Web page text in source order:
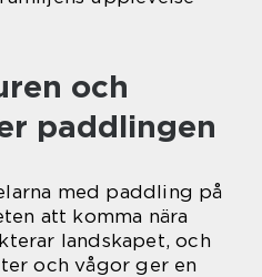
och
paddlingen
med paddling på
att komma nära
landskapet, och
och vågor ger en